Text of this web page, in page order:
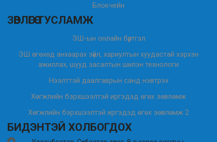
Блокчейн
ЗӨВЛӨГӨӨ ТУСЛАМЖ
ЭШ-ын онлайн бүртгэл
ЭШ өгөхөд анхаарах зүйл, хариултын хуудастай хэрхэн
ажиллах, шууд засалтын шилэн технологи
Нээлттэй даалгаврын санд нэвтрэх
Хөгжлийн бэрхшээлтэй иргэдэд өгөх зөвлөмж
Хөгжлийн бэрхшээлтэй иргэдэд өгөх зөвлөмж 2
БИДЭНТЭЙ ХОЛБОГДОХ